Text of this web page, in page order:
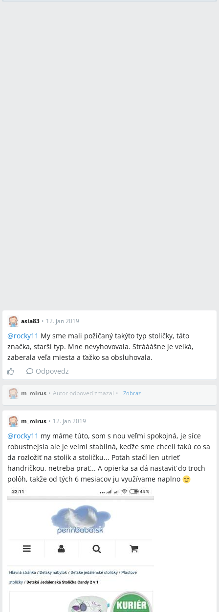
asia83 • 12. jan 2019
@rocky11 My sme mali požičaný takýto typ stoličky, táto
značka, starší typ. Mne nevyhovovala. Strááášne je veľká,
zaberala veľa miesta a ťažko sa obsluhovala.
Odpovedz
m_mirus • Autor odpoveď zmazal • Zobraz
m_mirus • 12. jan 2019
@rocky11 my máme túto, som s nou veľmi spokojná, je síce
robustnejsia ale je veľmi stabilná, keďže sme chceli takú co sa
da rozložiť na stolík a stoličku... Poťah stačí len utrieť
handričkou, netreba prať... A opierka sa dá nastaviť do troch
polôh, takže od tých 6 mesiacov ju využívame naplno